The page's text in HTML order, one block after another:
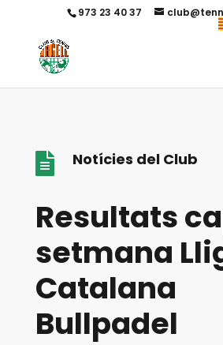
973 23 40 37
 Notícies del Club
Resultats
setmana
Catalana
Bullpadel